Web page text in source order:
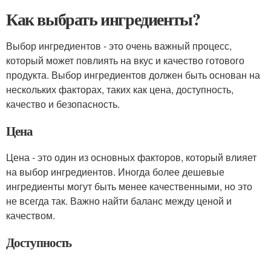
Как выбрать ингредиенты?
Выбор ингредиентов - это очень важный процесс,
который может повлиять на вкус и качество готового
продукта. Выбор ингредиентов должен быть основан на
нескольких факторах, таких как цена, доступность,
качество и безопасность.
Цена
Цена - это один из основных факторов, который влияет
на выбор ингредиентов. Иногда более дешевые
ингредиенты могут быть менее качественными, но это
не всегда так. Важно найти баланс между ценой и
качеством.
Доступность